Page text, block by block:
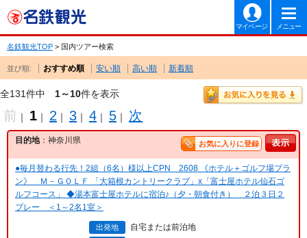
マイページ メニュー
名鉄観光TOP > 国内ツアー検索
並び順: おすすめ順 安い順 高い順 新着順
全131件中 1～10件を表示
前 ｜ 1 ｜ 2 ｜ 3 ｜ 4 ｜ 5 ｜ 次
目的地：神奈川県 お気に入りに登録
●毎月替わる行先！2組（6名）様以上CPN 2608 《ホテル＋ゴルフ場プラ
ン》 Ｍ－ＧＯＬＦ 「大箱根カントリークラブ」x「富士屋ホテル仙石ゴ
ルフコース」 ◆湯本富士屋ホテルに宿泊♪（夕・朝食付き） ２泊３日２
プレー ＜1～2名1室＞
出発地 自宅または前泊地